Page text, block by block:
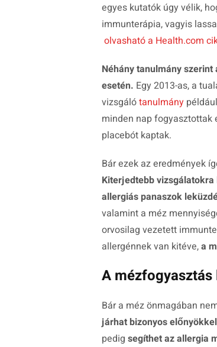
egyes kutatók úgy vélik,
immunterápia, vagyis
olvasható a Health.com
Néhány tanulmány
esetén. Egy 2013-as, a
vizsgálótanulmány
minden nap fogyasztottak
placebót kaptak.
Bár ezek az eredmények
Kiterjedtebb
allergiás panaszok
valamint a méz
orvosilag vezetett
allergénnek van kitéve,a
A
Bár a méz önmagában
járhat bizonyos előnyökkel
pedig segíthet az allergia